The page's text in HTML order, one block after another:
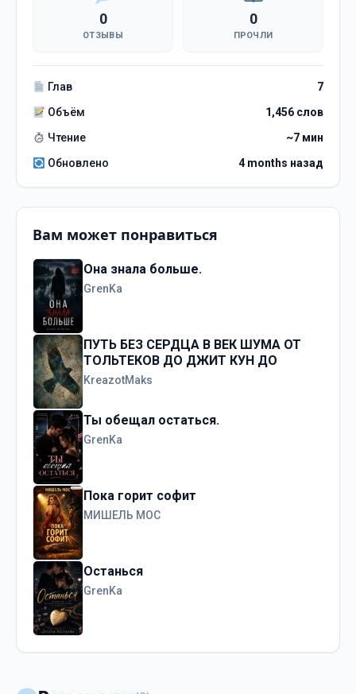
0
ОТЗЫВЫ
0
ПРОЧЛИ
Глав
7
Объём
1,456 слов
Чтение
~7 мин
Обновлено
4 months назад
Вам может понравиться
Она знала больше.
GrenKa
ПУТЬ БЕЗ СЕРДЦА В ВЕК ШУМА ОТ
ТОЛЬТЕКОВ ДО ДЖИТ КУН ДО
KreazotMaks
Ты обещал остаться.
GrenKa
Пока горит софит
МИШЕЛЬ МОС
Останься
GrenKa